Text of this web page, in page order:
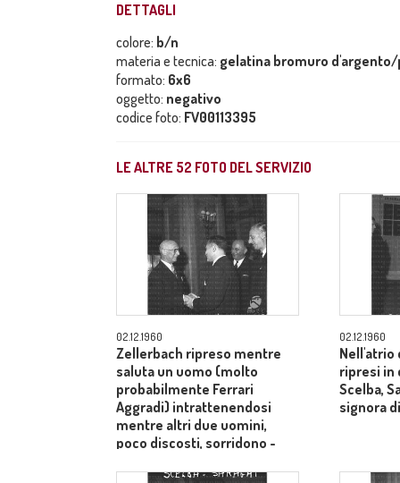
DETTAGLI
colore: b/n
materia e tecnica: gelatina bromuro
formato: 6x6
oggetto: negativo
codice foto: FV00113395
LE ALTRE 52 FOTO DEL SERVIZIO
02.12.1960
Zellerbach ripreso mentre
saluta un uomo (molto
probabilmente Ferrari
Aggradi) intrattenendosi
mentre altri due uomini,
poco discosti, sorridono -
02.12.1960
Nell'atrio
ripresi in
Scelba,
signora